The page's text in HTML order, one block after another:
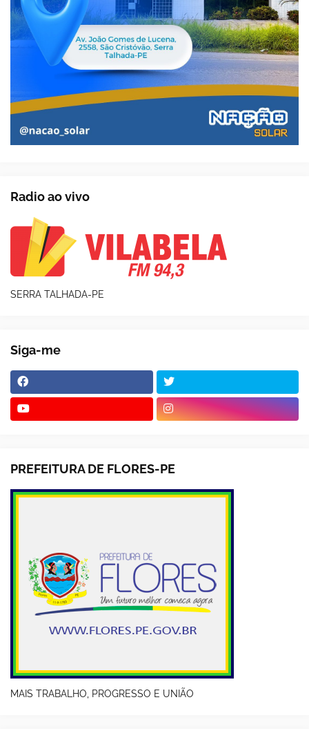
Radio ao vivo
SERRA TALHADA-PE
Siga-me
PREFEITURA DE FLORES-PE
MAIS TRABALHO, PROGRESSO E UNIÃO